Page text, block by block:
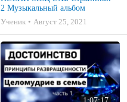
2 Музыкальный альбом
Ученик
Август 25, 2021